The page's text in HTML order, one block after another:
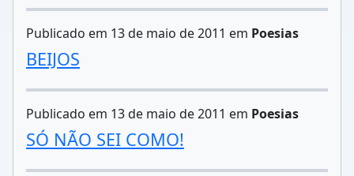
Publicado em 13 de maio de 2011 em Poesias
BEIJOS
Publicado em 13 de maio de 2011 em Poesias
SÓ NÃO SEI COMO!